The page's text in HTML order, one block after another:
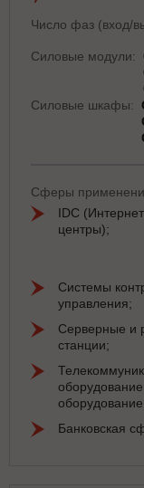
Число фаз (вход/
Силовые модули:
Силовые шкафы:
Сферы
IDC
центры);
Системы
управления;
Серверные и
станции;
оборудование
Банковская